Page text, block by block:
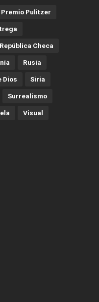
Premio Pulitzer
República Checa
Rusia
Dios Siria
Surrealismo
Visual